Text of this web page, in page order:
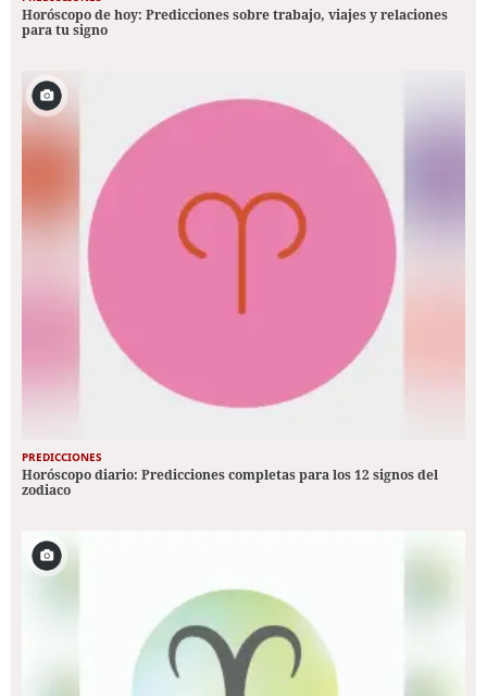
Horóscopo de hoy: Predicciones sobre trabajo, viajes y relaciones
para tu signo
PREDICCIONES
Horóscopo diario: Predicciones completas para los 12 signos del
zodiaco